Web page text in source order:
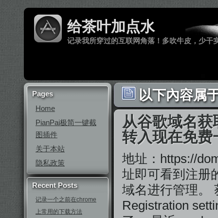
给茶叶加点水
记录我所穿过的互联网角落！多吹牛皮，少干
Pages
Home
PianPai极简一键截
图插件
关于本站
隐私政策
Recent Posts
记录一个之前在chrome
上常用的下载方法
以下內容属
从谷歌域名获
转入现在免费
地址：https://
址即可看到注册
域名进行管理。
Registration